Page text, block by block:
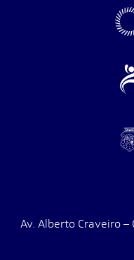
Av. Alberto Craveiro –